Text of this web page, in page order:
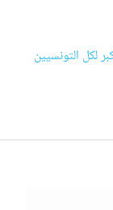
لكل التونسيين